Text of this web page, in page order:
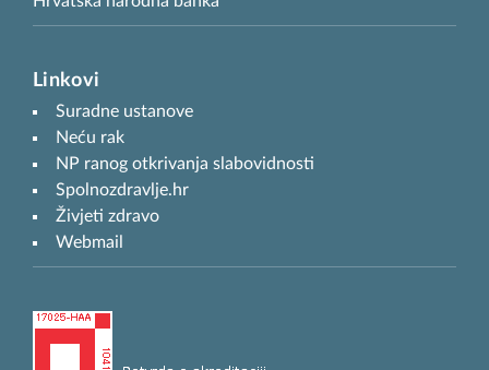
Linkovi
Suradne ustanove
Neću rak
NP ranog otkrivanja slabovidnosti
Spolnozdravlje.hr
Živjeti zdravo
Webmail